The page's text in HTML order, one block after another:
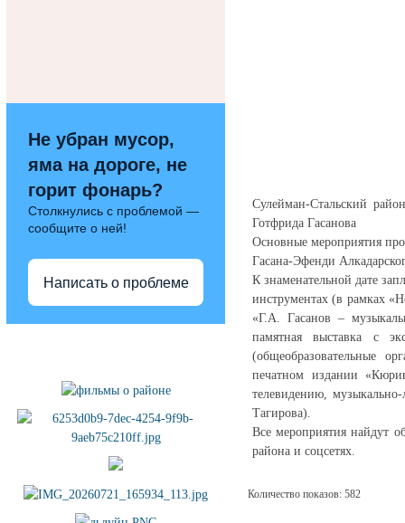
Не убран мусор,
яма на дороге, не
горит фонарь?
Столкнулись с проблемой —
сообщите о ней!
Написать о проблеме
Сулейман-Стальский
Готфрида Гасанова
Основные мероприятия
Гасана-Эфенди
К знаменательной дате
инструментах (в рамках
«Г.А. Гасанов –
памятная выставка с
(общеобразовательные
печатном издании
телевидению,
Тагирова).
Все мероприятия найдут
района и соцсетях.
Количество показов: 582